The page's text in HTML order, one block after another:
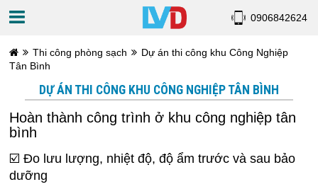
0906842624
Thi công phòng sạch
Dự án thi công khu Công Nghiệp
Tân Bình
DỰ ÁN THI CÔNG KHU CÔNG NGHIỆP TÂN BÌNH
Hoàn thành công trình ở khu công nghiệp tân
bình
☑️ Đo lưu lượng, nhiệt độ, độ ẩm trước và sau bảo
dưỡng